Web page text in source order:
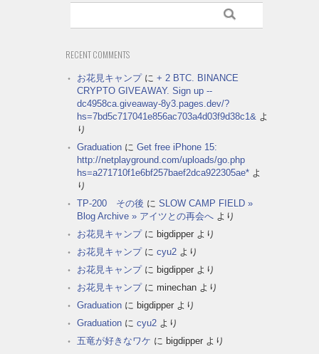
RECENT COMMENTS
お花見キャンプに + 2 BTC. BINANCE
CRYPTO GIVEAWAY. Sign up --
dc4958ca.giveaway-8y3.pages.dev/?
hs=7bd5c717041e856ac703a4d03f9d38c1& よ
り
Graduation に Get free iPhone 15:
http://netplayground.com/uploads/go.php
hs=a271710f1e6bf257baef2dca922305ae* よ
り
TP-200 その後 に SLOW CAMP FIELD »
Blog Archive » アイツとの再会へ より
お花見キャンプに bigdipper より
お花見キャンプに cyu2 より
お花見キャンプに bigdipper より
お花見キャンプに minechan より
Graduation に bigdipper より
Graduation に cyu2 より
五竜が好きなワケ に bigdipper より